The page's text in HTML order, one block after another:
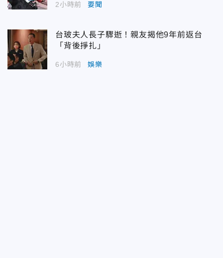
2小時前 要聞
台玻夫人長子驟逝！親友揭他9年前返台
「背後掙扎」
6小時前 娛樂